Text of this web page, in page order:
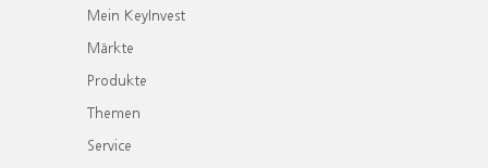
Mein KeyInvest
Märkte
Produkte
Themen
Service